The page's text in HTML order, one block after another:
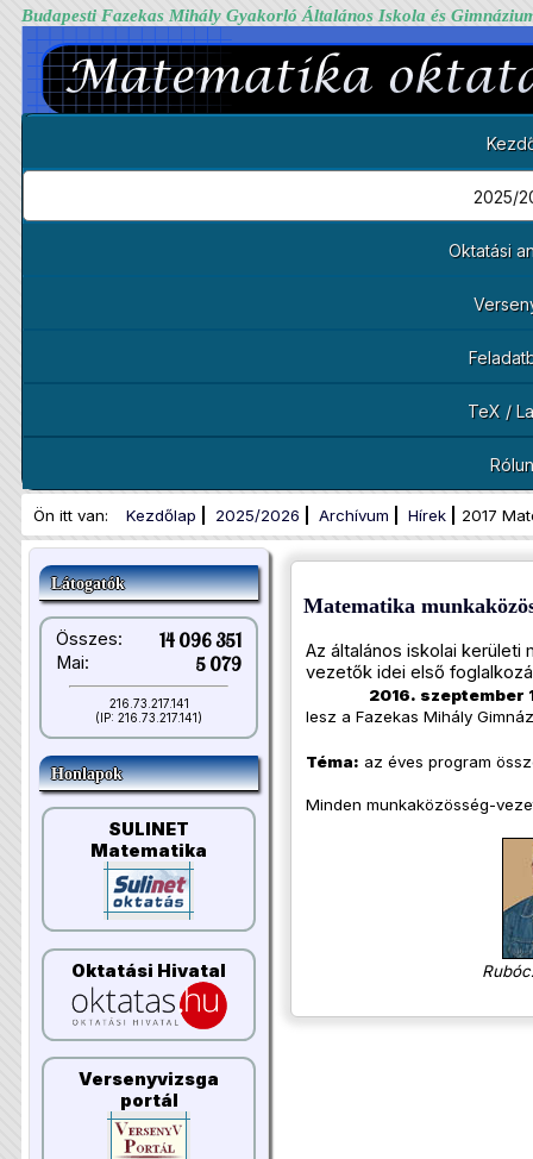
Budapesti Fazekas Mihály Gyakorló Általános Iskola és
2025/
Oktatási
TeX /
Ön itt van: Kezdőlap 2025/2026 Archívum Hírek 2017
Látogatók
Összes: 14 096 351
Mai: 5 079
216.73.217.141
(IP: 216.73.217.141)
Honlapok
SULINET
Matematika
Oktatási Hivatal
Versenyvizsga
portál
Matematika
Az általános iskolai
vezetők idei első
2016. szeptember
lesz a Fazekas Mihály
Téma: az éves program
Minden munkaközösség-